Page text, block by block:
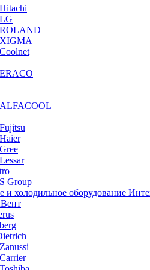
Group
и холодильное оборудование